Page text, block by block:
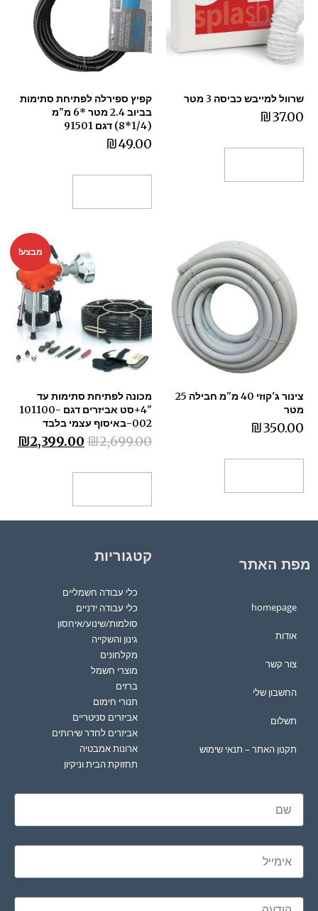
שרוול למייבש כביסה 3 מטר
₪37.00
קפיץ ספירלה לפתיחת סתימות
בביוב 2.4 מטר *6 מ"מ
(1/4*8) דגם 91501
₪49.00
צינור ג'קוזי 40 מ"מ חבילה 25
מטר
₪350.00
מבצע!
מכונה לפתיחת סתימות עד
"4+סט אביזרים דגם 101100-
002-באיסוף עצמי בלבד
₪2,699.00
₪2,399.00
מפת האתר
homepage
אודות
צור קשר
החשבון שלי
תשלום
תקנון האתר – תנאי שימוש
קטגוריות
כלי עבודה חשמליים
כלי עבודה ידניים
סולמות/שינוע/איחסון
גינון והשקייה
מקלחונים
מוצרי חשמל
ברזים
תנורי חימום
אביזרים סניטריים
אביזרים לחדר שירותים
ארונות אמבטיה
תחזוקת הבית וניקיון